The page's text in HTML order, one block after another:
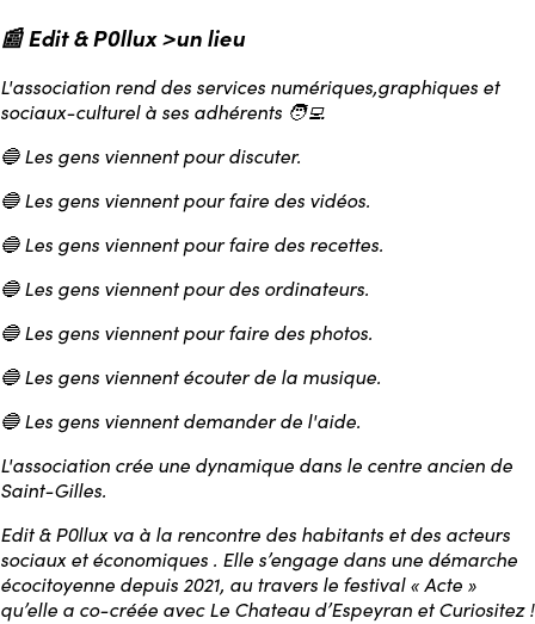
📰 Edit & P0llux >un lieu
L'association rend des services numériques,graphiques et
sociaux-culturel à ses adhérents 🧑‍💻
🔵 Les gens viennent pour discuter.
🔵 Les gens viennent pour faire des vidéos.
🔵 Les gens viennent pour faire des recettes.
🔵 Les gens viennent pour des ordinateurs.
🔵 Les gens viennent pour faire des photos.
🔵 Les gens viennent écouter de la musique.
🔵 Les gens viennent demander de l'aide.
L'association crée une dynamique dans le centre ancien de
Saint-Gilles.
Edit & P0llux va à la rencontre des habitants et des acteurs
sociaux et économiques . Elle s’engage dans une démarche
écocitoyenne depuis 2021, au travers le festival « Acte »
qu’elle a co-créée avec Le Chateau d’Espeyran et Curiositez !